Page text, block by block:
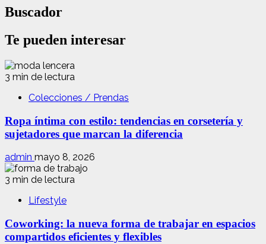
Buscador
Te pueden interesar
3 min de lectura
Colecciones / Prendas
Ropa íntima con estilo: tendencias en corsetería y
sujetadores que marcan la diferencia
admin mayo 8, 2026
3 min de lectura
Lifestyle
Coworking: la nueva forma de trabajar en espacios
compartidos eficientes y flexibles